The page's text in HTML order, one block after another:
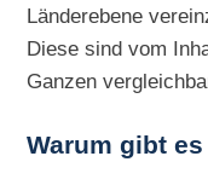
Länderebene
Diese sind vom
Ganzen
Warum gibt